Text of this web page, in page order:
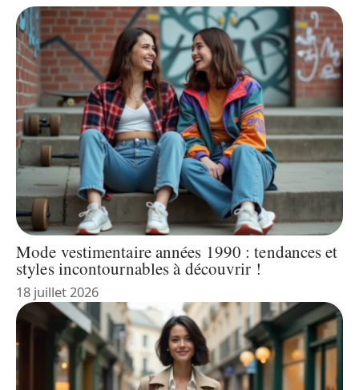
Mode vestimentaire années 1990 : tendances et
styles incontournables à découvrir !
18 juillet 2026